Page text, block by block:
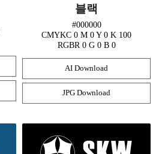
블랙
#000000
CMYKC 0 M 0Y 0 K 100
RGBR 0 G 0 B 0
AI Download
JPG Download